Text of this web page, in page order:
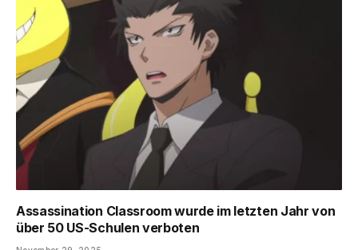
Assassination Classroom wurde im letzten Jahr von
über 50 US-Schulen verboten